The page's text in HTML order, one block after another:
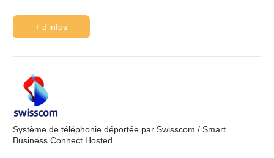
+ d’infos
Système de téléphonie déportée par Swisscom / Smart
Business Connect Hosted